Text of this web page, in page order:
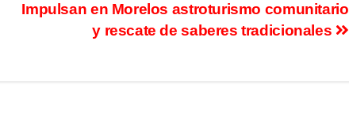
Impulsan en Morelos astroturismo comunitario
y rescate de saberes tradicionales